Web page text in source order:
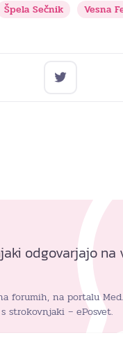
Špela Sečnik Vesna
odgovarjajo na
forumih, na portalu
strokovnjaki – ePosvet.